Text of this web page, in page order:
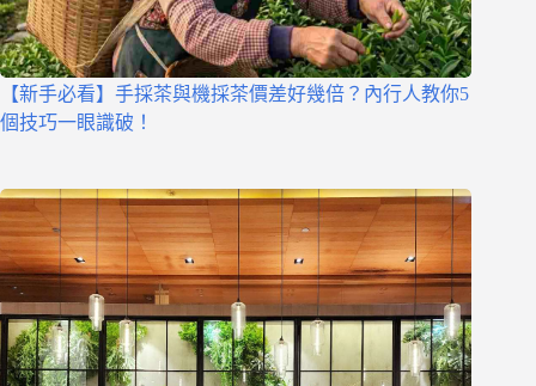
【新手必看】手採茶與機採茶價差好幾倍？內行人教你5
個技巧一眼識破！